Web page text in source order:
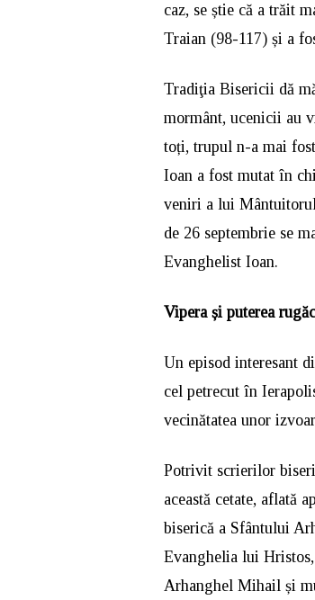
caz, se știe că a trăit
Traian (98-117) și a
Tradiţia Bisericii dă
mormânt, ucenicii au
toți, trupul n-a mai
Ioan a fost mutat în
veniri a lui
de 26 septembrie se
Evanghelist Ioan.
Vipera și puterea
Un episod interesant
cel petrecut în
vecinătatea unor
Potrivit scrierilor
această cetate, aflată
biserică a Sfântului
Evanghelia lui
Arhanghel Mihail și